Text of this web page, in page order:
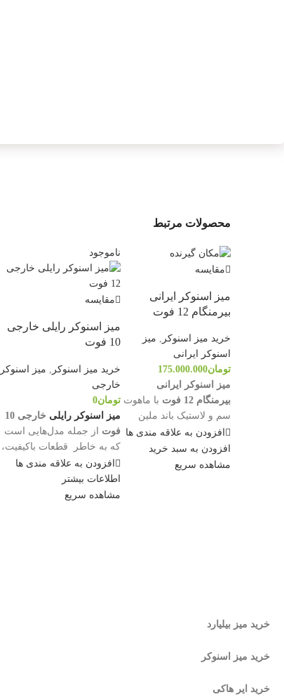
محصولات مرتبط
مقایسه
میز اسنوکر ایرانی
بیرمنگام 12 فوت
خرید میز اسنوکر , میز
اسنوکر ایرانی
تومان175.000.000
میز اسنوکر ایرانی
بیرمنگام 12 فوت
با ماهوت
سم و لاستیک باند ملین
تایوانی با چوب نراد درجه
یک به همراه لوازم جانبی
کامل تماس برای قیمت
افزودن به علاقه مندی ها
افزودن به سبد خرید
مشاهده سریع
ناموجود
مقایسه
میز اسنوکر رایلی خارجی
10 فوت
خرید میز اسنوکر
میز اسنوکر
خارجی
تومان0
میز اسنوکر رایلی
خارجی 10
فوت از جمله مدل‌هایی است
که به خاطر قطعات باکیفیت،
طول عمر بالایی دارد و حداکثر
لذت از یک بازی اسنوکر را
برای شما به همراه خواهد
افزودن به علاقه مندی ها
اطلاعات بیشتر
مشاهده سریع
خرید میز بیلیارد
خرید میز اسنوکر
خرید ایر هاکی